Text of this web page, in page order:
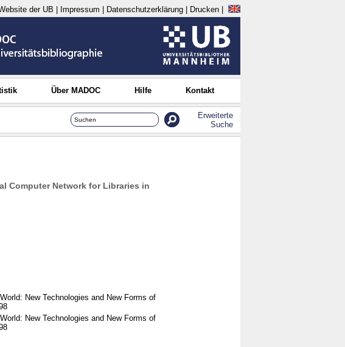
der UB Impressum Datenschutzerklärung Drucken
Über MADOC Hilfe Kontakt
Erweiterte
Suche
Computer Network for Libraries in
New Technologies and New Forms of
New Technologies and New Forms of